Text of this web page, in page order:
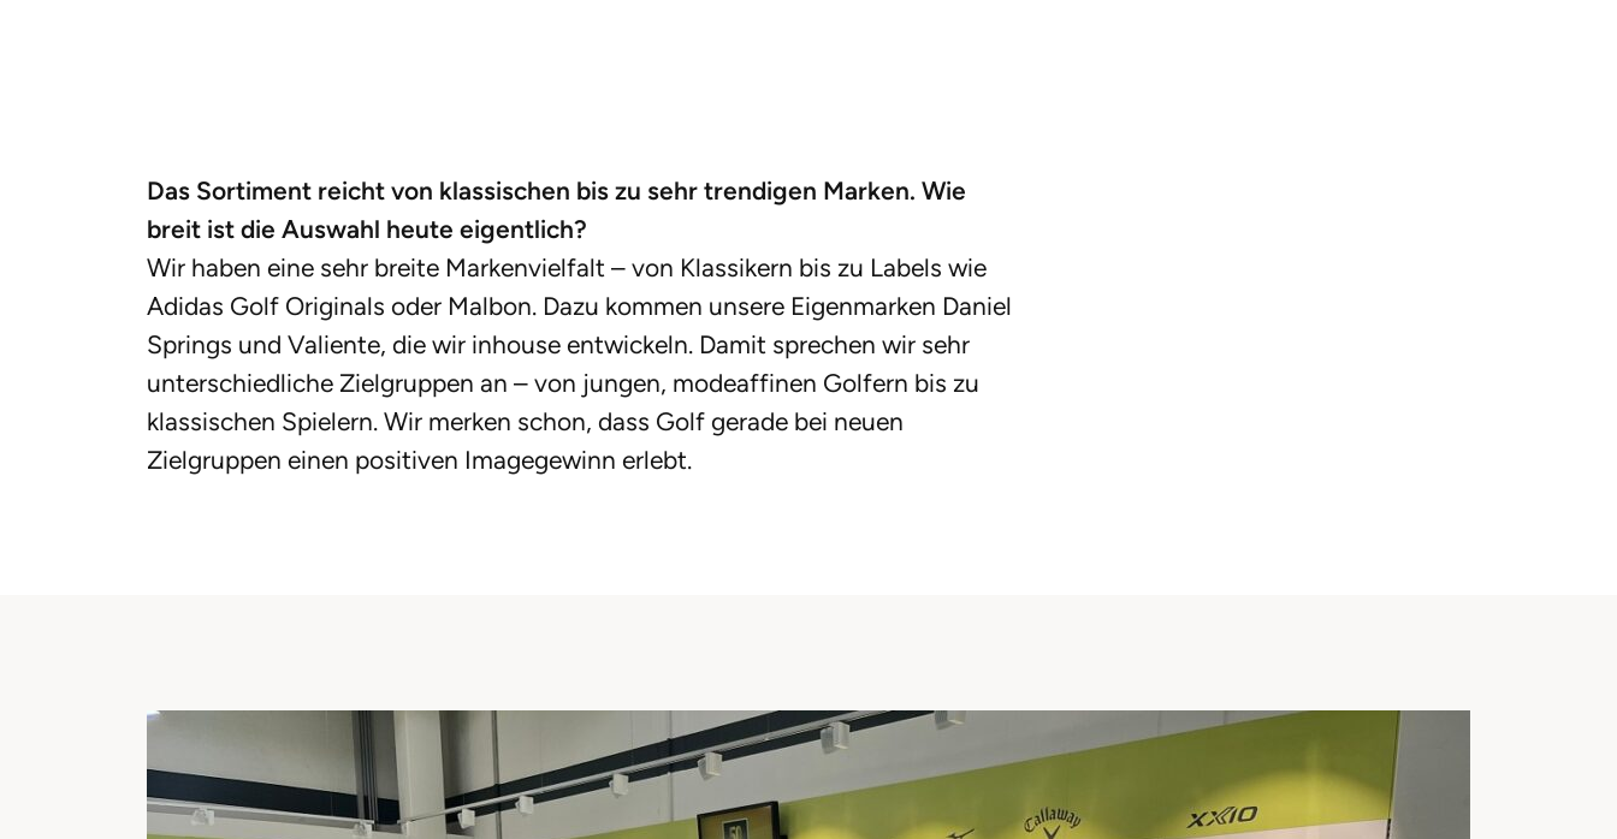
Das Sortiment reicht von klassischen bis zu sehr trendigen Marken. Wie
breit ist die Auswahl heute eigentlich?
Wir haben eine sehr breite Markenvielfalt – von Klassikern bis zu Labels wie
Adidas Golf Originals oder Malbon. Dazu kommen unsere Eigenmarken Daniel
Springs und Valiente, die wir inhouse entwickeln. Damit sprechen wir sehr
unterschiedliche Zielgruppen an – von jungen, modeaffinen Golfern bis zu
klassischen Spielern. Wir merken schon, dass Golf gerade bei neuen
Zielgruppen einen positiven Imagegewinn erlebt.